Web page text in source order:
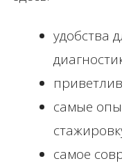
удобства
самые
самое